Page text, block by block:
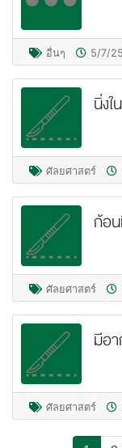
อื่นๆ 5/7/
นิ่ง
ศัลยศาสตร์
ก้อ
ศัลยศาสตร์
มีอ
ศัลยศาสตร์